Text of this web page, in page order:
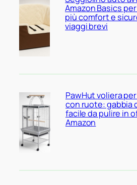
Amazon Basics
più comfort e
viaggi brevi
PawHut voliera
con ruote: gabbia
facile da pulire in
Amazon